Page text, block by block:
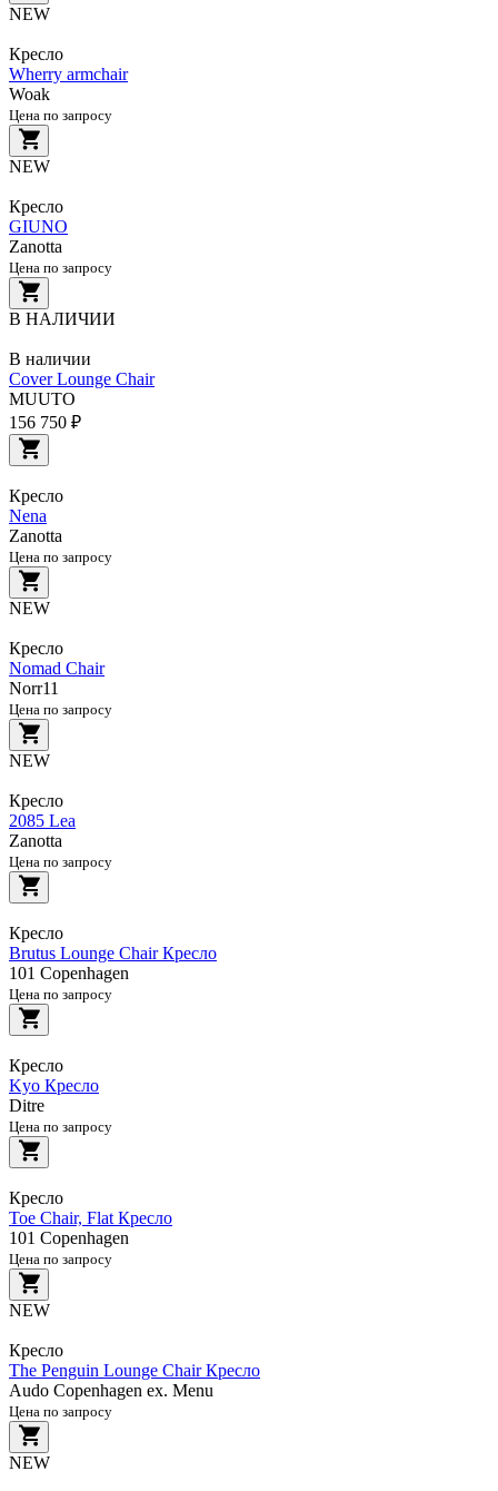
NEW
Кресло
Wherry armchair
Woak
Цена по запросу
NEW
Кресло
GIUNO
Zanotta
Цена по запросу
В НАЛИЧИИ
В наличии
Cover Lounge Chair
MUUTO
156 750 ₽
Кресло
Nena
Zanotta
Цена по запросу
NEW
Кресло
Nomad Chair
Norr11
Цена по запросу
NEW
Кресло
2085 Lea
Zanotta
Цена по запросу
Кресло
Brutus Lounge Chair Кресло
101 Copenhagen
Цена по запросу
Кресло
Kyo Кресло
Ditre
Цена по запросу
Кресло
Toe Chair, Flat Кресло
101 Copenhagen
Цена по запросу
NEW
Кресло
The Penguin Lounge Chair Кресло
Audo Copenhagen ex. Menu
Цена по запросу
NEW